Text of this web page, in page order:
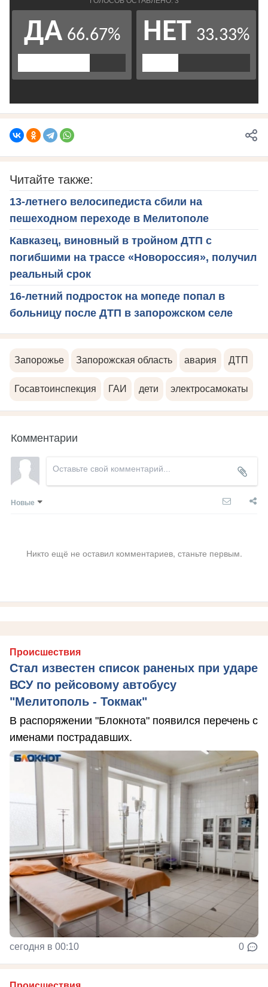
Читайте также:
13-летнего велосипедиста сбили на
пешеходном переходе в Мелитополе
Кавказец, виновный в тройном ДТП с
погибшими на трассе «Новороссия», получил
реальный срок
16-летний подросток на мопеде попал в
больницу после ДТП в запорожском селе
Запорожье Запорожская область авария ДТП
Госавтоинспекция ГАИ дети электросамокаты
Комментарии
Новые
Никто ещё не оставил комментариев, станьте первым.
Происшествия
Стал известен список раненых при ударе
ВСУ по рейсовому автобусу
"Мелитополь - Токмак"
В распоряжении "Блокнота" появился перечень с
именами пострадавших.
сегодня в 00:10 0